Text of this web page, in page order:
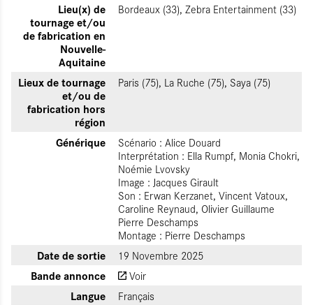
Lieu(x) de
tournage et/ou
de fabrication en
Nouvelle-
Aquitaine
Bordeaux (33), Zebra Entertainment (33)
Lieux de tournage
et/ou de
fabrication hors
région
Paris (75), La Ruche (75), Saya (75)
Générique
Scénario : Alice Douard
Interprétation : Ella Rumpf, Monia Chokri,
Noémie Lvovsky
Image : Jacques Girault
Son : Erwan Kerzanet, Vincent Vatoux,
Caroline Reynaud, Olivier Guillaume
Pierre Deschamps
Montage : Pierre Deschamps
Date de sortie 19 Novembre 2025
Bande annonce Voir
Langue Français